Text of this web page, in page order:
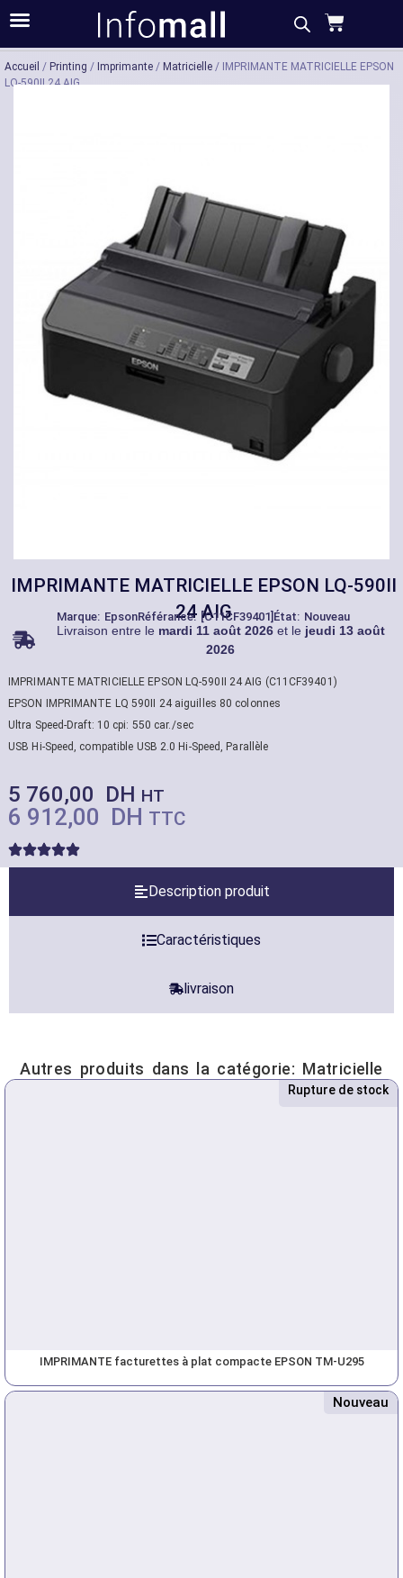
Acheter Description Caractéristiques
Accueil / Printing / Imprimante / Matricielle / IMPRIMANTE MATRICIELLE EPSON
LQ-590II 24 AIG
IMPRIMANTE MATRICIELLE EPSON LQ-590II
24 AIG
Marque: EpsonRéférance: [C11CF39401] État: Nouveau
Livraison entre le mardi 11 août 2026et le jeudi 13 août
2026
IMPRIMANTE MATRICIELLE EPSON LQ-590II 24 AIG (C11CF39401)
EPSON IMPRIMANTE LQ 590II 24 aiguilles 80 colonnes
Ultra Speed-Draft: 10 cpi: 550 car./sec
USB Hi-Speed, compatible USB 2.0 Hi-Speed, Parallèle
5 760,00 DH HT
6 912,00 DH TTC
Description produit
Caractéristiques
livraison
Autres produits dans la catégorie: Matricielle
Nouveau
Rupture de stock
IMPRIMANTE facturettes à plat compacte EPSON TM-U295
Nouveau